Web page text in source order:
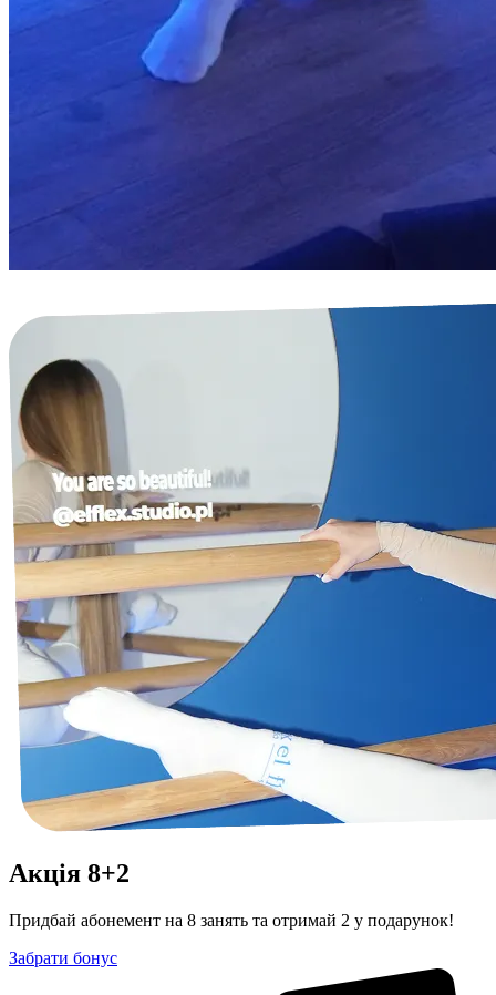
Акція 8+2
Придбай абонемент на 8 занять та отримай 2 у подарунок!
Забрати бонус